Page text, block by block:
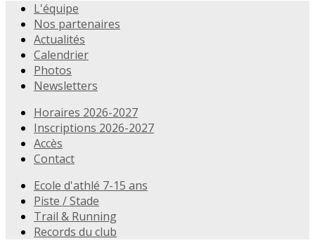
L'équipe
Nos partenaires
Actualités
Calendrier
Photos
Newsletters
Horaires 2026-2027
Inscriptions 2026-2027
Accès
Contact
Ecole d'athlé 7-15 ans
Piste / Stade
Trail & Running
Records du club